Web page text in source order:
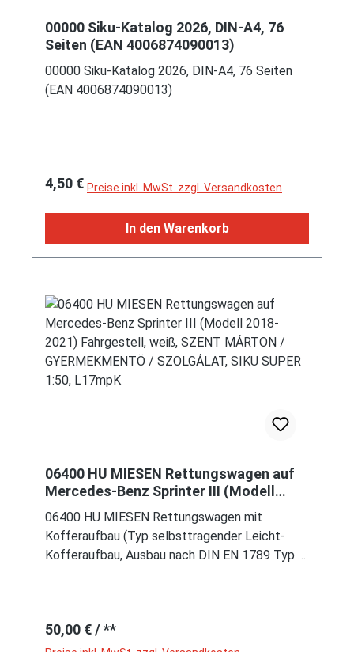
00000 Siku-Katalog 2026, DIN-A4, 76
Seiten (EAN 4006874090013)
00000 Siku-Katalog 2026, DIN-A4, 76 Seiten
(EAN 4006874090013)
Regulärer Preis:
4,50 € Preise inkl. MwSt. zzgl. Versandkosten
In den Warenkorb
06400 HU MIESEN Rettungswagen auf
Mercedes-Benz Sprinter III (Modell
2018-2021) Fahrgestell, weiß, SZENT
MÁRTON / GYERMEKMENTÖ /
SZOLGÁLAT, SIKU SUPER 1:50, L17mpK
06400 HU MIESEN Rettungswagen mit
Kofferaufbau (Typ selbsttragender Leicht-
Kofferaufbau, Ausbau nach DIN EN 1789 Typ C,
(3. Generation, Baureihe Sprinter W 907, interne
Regulärer Preis:
50,00 €/ **